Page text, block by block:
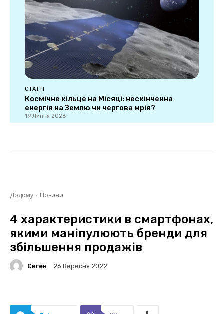
СТАТТІ
Космічне кільце на Місяці: нескінченна
енергія на Землю чи чергова мрія?
19 Липня 2026